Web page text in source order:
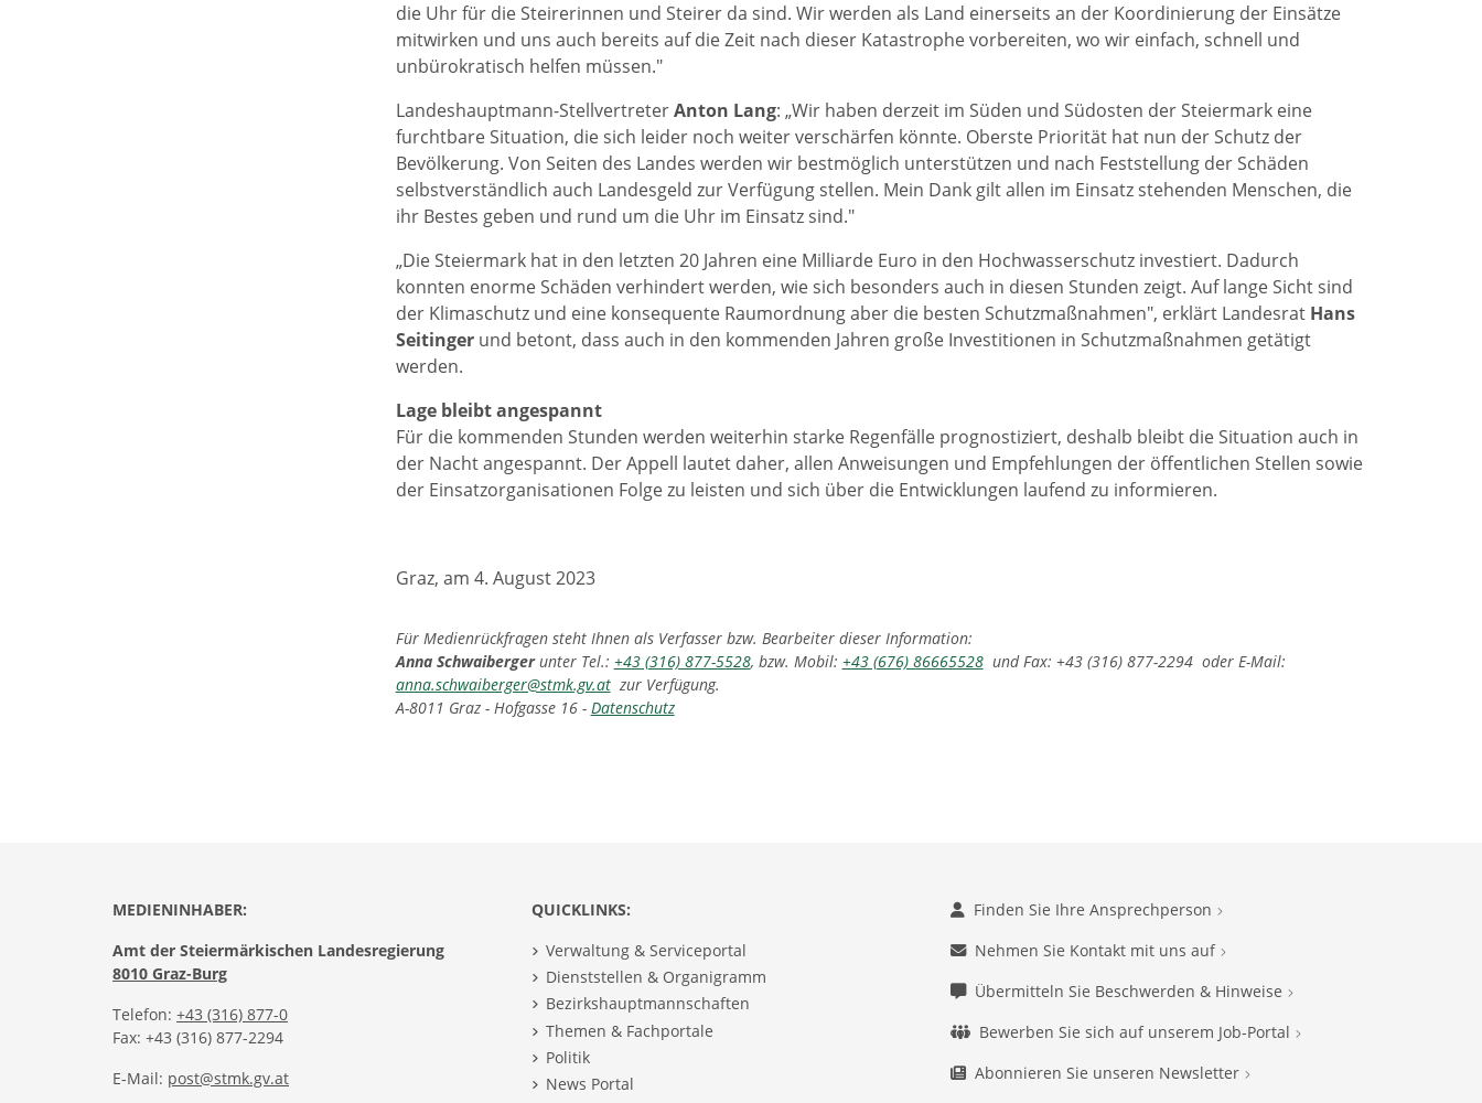
die Uhr für die Steirerinnen und Steirer da sind. Wir werden als Land einerseits an der Koordinierung der Einsätze
mitwirken und uns auch bereits auf die Zeit nach dieser Katastrophe vorbereiten, wo wir einfach, schnell und
unbürokratisch helfen müssen.″
Landeshauptmann-StellvertreterAnton Lang: „Wir haben derzeit im Süden und Südosten der Steiermark eine
furchtbare Situation, die sich leider noch weiter verschärfen könnte. Oberste Priorität hat nun der Schutz der
Bevölkerung. Von Seiten des Landes werden wir bestmöglich unterstützen und nach Feststellung der Schäden
selbstverständlich auch Landesgeld zur Verfügung stellen. Mein Dank gilt allen im Einsatz stehenden Menschen, die
ihr Bestes geben und rund um die Uhr im Einsatz sind."
„Die Steiermark hat in den letzten 20 Jahren eine Milliarde Euro in den Hochwasserschutz investiert. Dadurch
konnten enorme Schäden verhindert werden, wie sich besonders auch in diesen Stunden zeigt. Auf lange Sicht sind
der Klimaschutz und eine konsequente Raumordnung aber die besten Schutzmaßnahmen″, erklärt Landesrat Hans
Seitingerund betont, dass auch in den kommenden Jahren große Investitionen in Schutzmaßnahmen getätigt
werden.
Lage bleibt angespannt
Für die kommenden Stunden werden weiterhin starke Regenfälle prognostiziert, deshalb bleibt die Situation auch in
der Nacht angespannt. Der Appell lautet daher, allen Anweisungen und Empfehlungen der öffentlichen Stellen sowie
der Einsatzorganisationen Folge zu leisten und sich über die Entwicklungen laufend zu informieren.
Graz, am 4. August 2023
Für Medienrückfragen steht Ihnen als Verfasser bzw. Bearbeiter dieser Information:
Anna Schwaibergerunter Tel.: +43 (316) 877-5528, bzw. Mobil: +43 (676) 86665528und Fax: +43 (316) 877-2294 oder E-Mail:
anna.schwaiberger@stmk.gv.atzur Verfügung.
A-8011 Graz - Hofgasse 16 - Datenschutz
MEDIENINHABER:
Amt der Steiermärkischen Landesregierung
8010 Graz-Burg
Telefon: +43 (316) 877-0
Fax: +43 (316) 877-2294
E-Mail: post@stmk.gv.at
QUICKLINKS:
Verwaltung & Serviceportal
Dienststellen & Organigramm
Bezirkshauptmannschaften
Themen & Fachportale
Politik
News Portal
Finden Sie Ihre Ansprechperson
Nehmen Sie Kontakt mit uns auf
Übermitteln Sie Beschwerden & Hinweise
Bewerben Sie sich auf unserem Job-Portal
Abonnieren Sie unseren Newsletter